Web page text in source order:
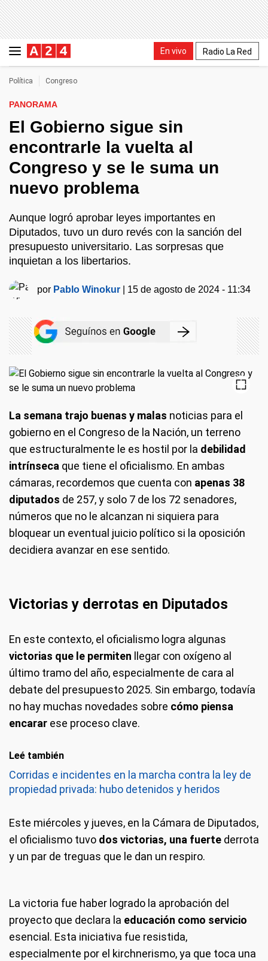
En vivo Radio La Red
Política Congreso
PANORAMA
El Gobierno sigue sin
encontrarle la vuelta al
Congreso y se le suma un
nuevo problema
Aunque logró aprobar leyes importantes en
Diputados, tuvo un duro revés con la sanción del
presupuesto universitario. Las sorpresas que
inquietan a los libertarios.
por Pablo Winokur 15 de agosto de 2024 - 11:34
La semana trajo buenas y malas noticias para el
gobierno en el Congreso de la Nación, un terreno
que estructuralmente le es hostil por la debilidad
intrínseca que tiene el oficialismo. En ambas
cámaras, recordemos que cuenta con apenas 38
diputados de 257, y solo 7 de los 72 senadores,
números que no le alcanzan ni siquiera para
bloquear un eventual juicio político si la oposición
decidiera avanzar en ese sentido.
Victorias y derrotas en Diputados
En este contexto, el oficialismo logra algunas
victorias que le permiten llegar con oxígeno al
último tramo del año, especialmente de cara al
debate del presupuesto 2025. Sin embargo, todavía
no hay muchas novedades sobre cómo piensa
encarar ese proceso clave.
Leé también
Corridas e incidentes en la marcha contra la ley de
propiedad privada: hubo detenidos y heridos
Este miércoles y jueves, en la Cámara de Diputados,
el oficialismo tuvo dos victorias, una fuerte derrota
y un par de treguas que le dan un respiro.
La victoria fue haber logrado la aprobación del
proyecto que declara la educación como servicio
esencial. Esta iniciativa fue resistida,
especialmente por el kirchnerismo, ya que toca una